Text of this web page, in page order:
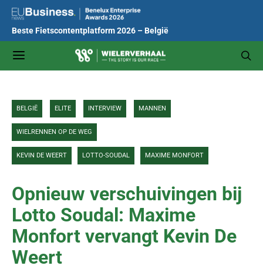
Beste Fietscontentplatform 2026 – België
BELGIË ELITE INTERVIEW MANNEN
WIELRENNEN OP DE WEG
KEVIN DE WEERT LOTTO-SOUDAL MAXIME MONFORT
Opnieuw verschuivingen bij
Lotto Soudal: Maxime
Monfort vervangt Kevin De
Weert